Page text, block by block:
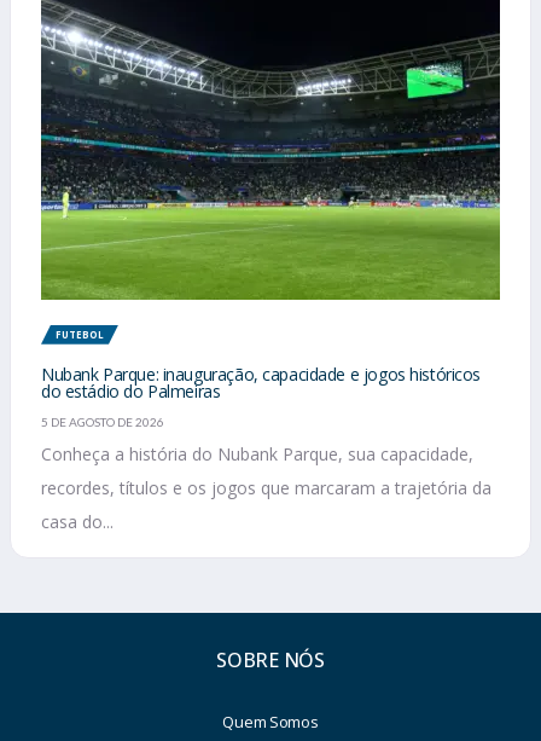
FUTEBOL
Nubank Parque: inauguração, capacidade e jogos históricos
do estádio do Palmeiras
5 DE AGOSTO DE 2026
Conheça a história do Nubank Parque, sua capacidade,
recordes, títulos e os jogos que marcaram a trajetória da
casa do...
SOBRE NÓS
Quem Somos